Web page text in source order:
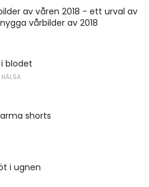
av våren 2018 - ett urval av
vårbilder av 2018
blodet
HÄLSA
shorts
i ugnen